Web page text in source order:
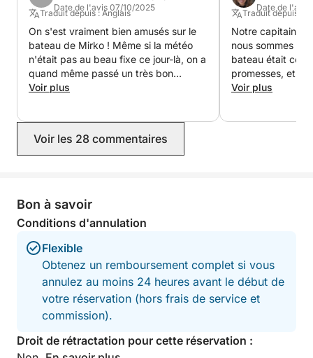
Date de l'avis 07/10/2025
Traduit depuis : Anglais
On s'est vraiment bien amusés sur le
bateau de Mirko ! Même si la météo
n'était pas au beau fixe ce jour-là, on a
quand même passé un très bon
moment à se prélasser sur le ponton
nouvelles à plusieurs reprises pour
s'assurer que tout allait bien. Je
Voir plus
Date de
Traduit depuis :
Notre capitaine
nous sommes
bateau était
promesses, et
réservé des
Voir plus
Voir les 28 commentaires
Bon à savoir
Conditions d'annulation
Flexible
Obtenez un remboursement complet si vous
annulez au moins 24 heures avant le début de
votre réservation (hors frais de service et
commission).
Droit de rétractation pour cette réservation :